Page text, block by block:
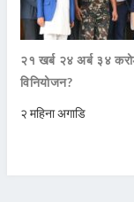
२१ खर्ब २४ अर्ब ३४
विनियोजन?
२ महिना अगाडि